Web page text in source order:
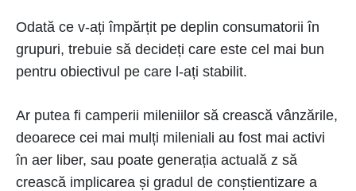
Odată ce v-ați împărțit pe deplin consumatorii în
grupuri, trebuie să decideți care este cel mai bun
pentru obiectivul pe care l-ați stabilit.
Ar putea fi camperii mileniilor să crească vânzările,
deoarece cei mai mulți mileniali au fost mai activi
în aer liber, sau poate generația actuală z să
crească implicarea și gradul de conștientizare a